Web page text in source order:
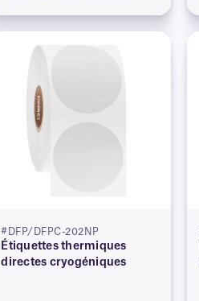
#DFP/DFPC-202NP
Étiquettes thermiques
directes cryogéniques